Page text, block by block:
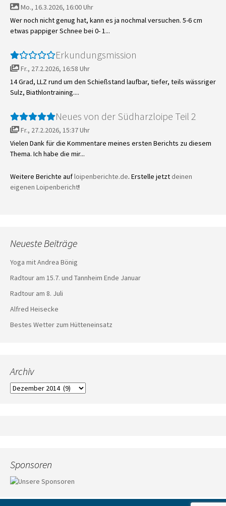
Mo., 16.3.2026, 16:00 Uhr
Wer noch nicht genug hat, kann es ja nochmal versuchen. 5-6 cm
etwas pappiger Schnee bei 0- 1...
Erkundungsmission
Fr., 27.2.2026, 16:58 Uhr
14 Grad, LLZ rund um den Schießstand laufbar, tiefer, teils wässriger
Sulz, Biathlontraining....
Neues von der Südharzloipe Teil 2
Fr., 27.2.2026, 15:37 Uhr
Vielen Dank für die Kommentare meines ersten Berichts zu diesem
Thema. Ich habe die mir...
Weitere Berichte aufloipenberichte.de. Erstelle jetzt deinen
eigenen Loipenbericht!
Neueste Beiträge
Yoga mit Andrea Bönig
Radtour am 15.7. und Tannheim Ende Januar
Radtour am 8. Juli
Alfred Heisecke
Bestes Wetter zum Hütteneinsatz
Archiv
Archiv
Sponsoren